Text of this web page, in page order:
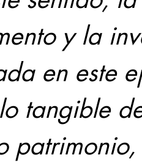
y la
en este
tangible